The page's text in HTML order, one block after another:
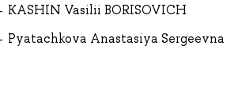
KASHIN Vasilii BORISOVICH
Pyatachkova Anastasiya Sergeevna